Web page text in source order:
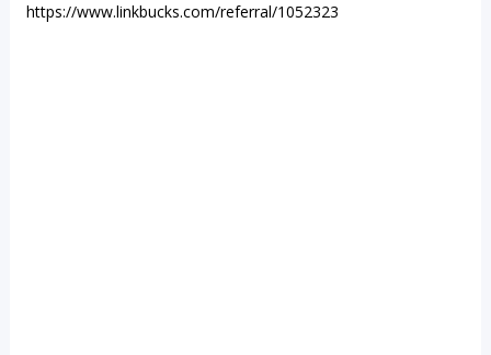
https://www.linkbucks.com/referral/1052323